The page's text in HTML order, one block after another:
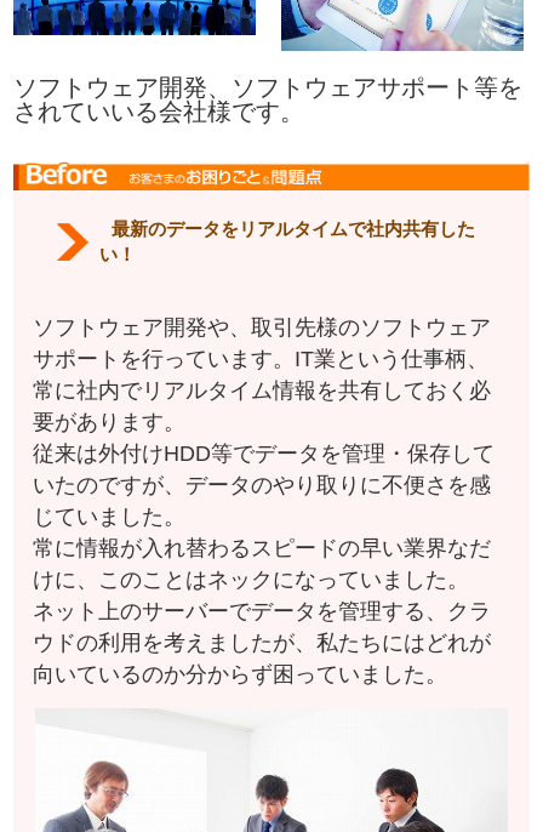
ソフトウェア開発、ソフトウェアサポート等を
されていいる会社様です。
最新のデータをリアルタイムで社内共有した
い！
ソフトウェア開発や、取引先様のソフトウェア
サポートを行っています。IT業という仕事柄、
常に社内でリアルタイム情報を共有しておく必
要があります。
従来は外付けHDD等でデータを管理・保存して
いたのですが、データのやり取りに不便さを感
じていました。
常に情報が入れ替わるスピードの早い業界なだ
けに、このことはネックになっていました。
ネット上のサーバーでデータを管理する、クラ
ウドの利用を考えましたが、私たちにはどれが
向いているのか分からず困っていました。